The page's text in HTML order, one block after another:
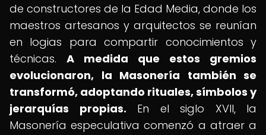
de constructores de la Edad Media, donde los
maestros artesanos y arquitectos se reunían
en logias para compartir conocimientos y
técnicas. A medida que estos gremios
evolucionaron, la Masonería también se
transformó, adoptando rituales, símbolos y
jerarquías propias. En el siglo XVII, la
Masonería especulativa comenzó a atraer a